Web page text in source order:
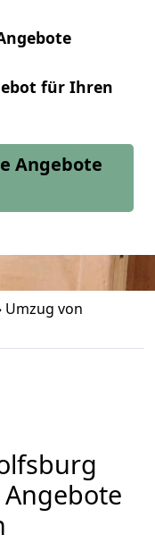
für Ihren
Angebote
Umzug von